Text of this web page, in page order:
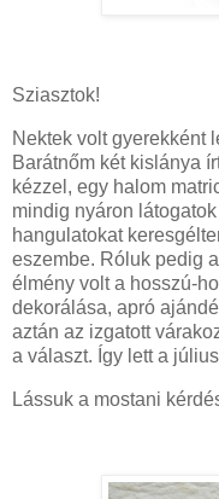
Sziasztok!
Nektek volt gyerekként
Barátnőm két kislánya
kézzel, egy halom
mindig nyáron
hangulatokat
eszembe. Róluk pedig
élmény volt a hosszú-
dekorálása, apró
aztán az izgatott
a választ. Így lett a
Lássuk a mostani